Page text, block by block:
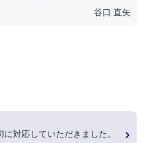
谷口 直矢
対応していただきました。